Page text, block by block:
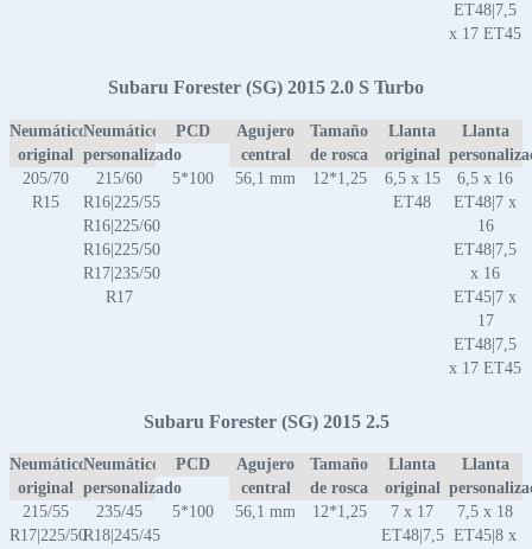
ET48|7,5
x 17 ET45
Subaru Forester (SG) 2015 2.0 S Turbo
Neumático
original
Neumático
personalizado
PCD
Agujero
central
Tamaño
de rosca
Llanta
original
Llanta
205/70
R15
215/60
R16|225/55
R16|225/60
R16|225/50
R17|235/50
R17
5*100 56,1 mm 12*1,25
6,5 x 15
ET48
6,5 x 16
ET48|7 x
16
ET48|7,5
x 16
ET45|7 x
17
ET48|7,5
x 17 ET45
Subaru Forester (SG) 2015 2.5
Neumático
original
Neumático
personalizado
PCD
Agujero
central
Tamaño
de rosca
Llanta
original
Llanta
215/55
R17|225/50
235/45
R18|245/45
5*100 56,1 mm 12*1,25
7 x 17
ET48|7,5
7,5 x 18
ET45|8 x